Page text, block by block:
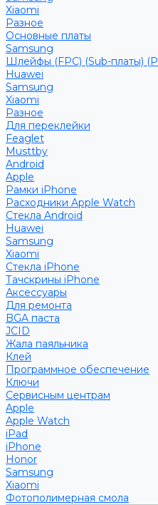
Xiaomi
Разное
Основные платы
Samsung
Шлейфы (FPC) (Sub-платы)
Huawei
Samsung
Xiaomi
Разное
Для переклейки
Feaglet
Musttby
Android
Apple
Рамки iPhone
Расходники Apple Watch
Стекла Android
Huawei
Samsung
Xiaomi
Стекла iPhone
Тачскрины iPhone
Аксессуары
Для ремонта
BGA паста
JCID
Жала паяльника
Клей
Программное обеспечение
Ключи
Сервисным центрам
Apple
Apple Watch
iPad
iPhone
Honor
Samsung
Xiaomi
Фотополимерная смола